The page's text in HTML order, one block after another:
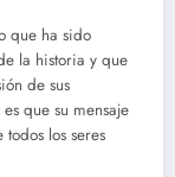
que ha sido
la historia y que
de sus
que su mensaje
los seres